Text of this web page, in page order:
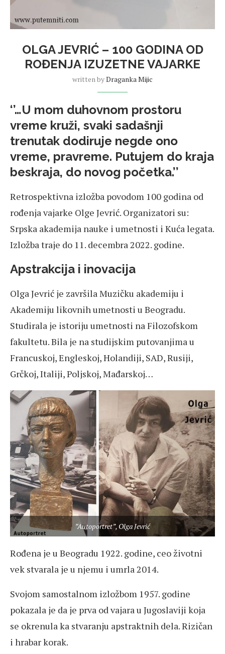
OLGA JEVRIĆ – 100 GODINA OD
ROĐENJA IZUZETNE VAJARKE
written byDraganka Mijic
‘’…U mom duhovnom prostoru
vreme kruži, svaki sadašnji
trenutak dodiruje negde ono
vreme, pravreme. Putujem do kraja
beskraja, do novog početka.’’
Retrospektivna izložba povodom 100 godina od
rođenja vajarke Olge Jevrić. Organizatori su:
Srpska akademija nauke i umetnosti i Kuća legata.
Izložba traje do 11. decembra 2022. godine.
Apstrakcija i inovacija
Olga Jevrić je završila Muzičku akademiju i
Akademiju likovnih umetnosti u Beogradu.
Studirala je istoriju umetnosti na Filozofskom
fakultetu. Bila je na studijskim putovanjima u
Francuskoj, Engleskoj, Holandiji, SAD, Rusiji,
Grčkoj, Italiji, Poljskoj, Mađarskoj…
”Autoportret”, Olga Jevrić
Rođena je u Beogradu 1922. godine, ceo životni
vek stvarala je u njemu i umrla 2014.
Svojom samostalnom izložbom 1957. godine
pokazala je da je prva od vajara u Jugoslaviji koja
se okrenula ka stvaranju apstraktnih dela. Rizičan
i hrabar korak.